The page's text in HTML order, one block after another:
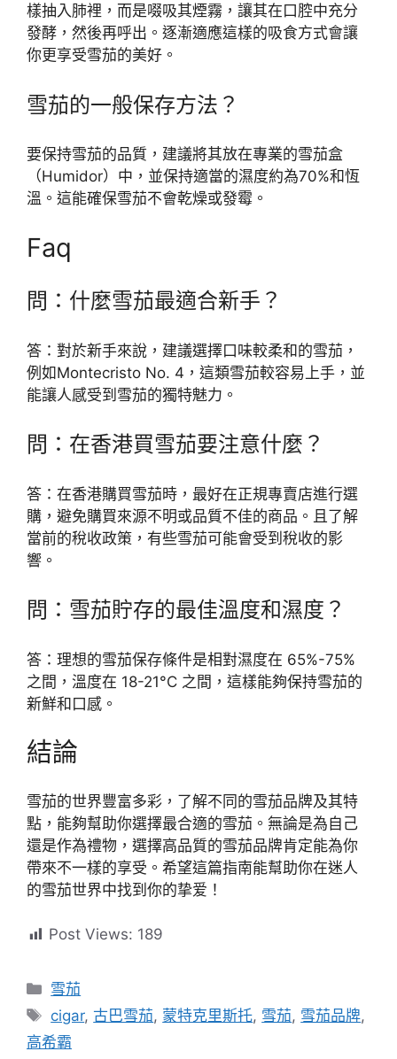
樣抽入肺裡，而是啜吸其煙霧，讓其在口腔中充分
發酵，然後再呼出。逐漸適應這樣的吸食方式會讓
你更享受雪茄的美好。
雪茄的一般保存方法？
要保持雪茄的品質，建議將其放在專業的雪茄盒
（Humidor）中，並保持適當的濕度約為70%和恆
溫。這能確保雪茄不會乾燥或發霉。
Faq
問：什麼雪茄最適合新手？
答：對於新手來說，建議選擇口味較柔和的雪茄，
例如Montecristo No. 4，這類雪茄較容易上手，並
能讓人感受到雪茄的獨特魅力。
問：在香港買雪茄要注意什麼？
答：在香港購買雪茄時，最好在正規專賣店進行選
購，避免購買來源不明或品質不佳的商品。且了解
當前的稅收政策，有些雪茄可能會受到稅收的影
響。
問：雪茄貯存的最佳溫度和濕度？
答：理想的雪茄保存條件是相對濕度在 65%-75%
之間，溫度在 18-21°C 之間，這樣能夠保持雪茄的
新鮮和口感。
結論
雪茄的世界豐富多彩，了解不同的雪茄品牌及其特
點，能夠幫助你選擇最合適的雪茄。無論是為自己
還是作為禮物，選擇高品質的雪茄品牌肯定能為你
帶來不一樣的享受。希望這篇指南能幫助你在迷人
的雪茄世界中找到你的挚爱！
Post Views: 189
分
類
雪茄
標
籤
cigar, 古巴雪茄, 蒙特克里斯托, 雪茄, 雪茄品牌,
高希霸